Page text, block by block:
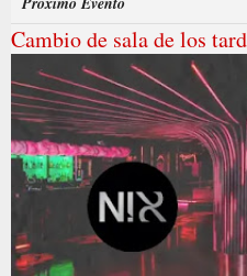
Cambio de sala de los